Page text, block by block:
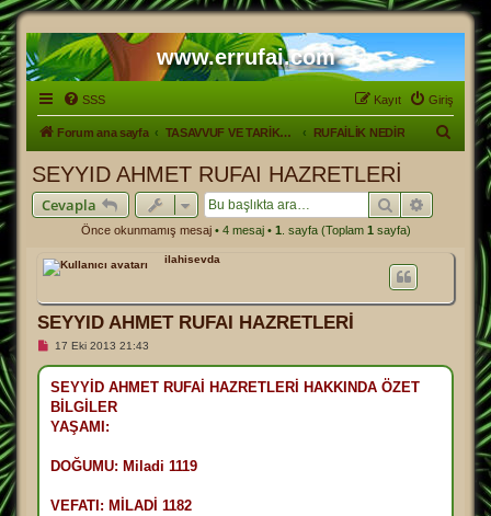
www.errufai.com
SSS Giriş
Kayıt
Forum ana sayfa TASAVVUF VE TARİKATLER RUFAİLİK NEDİR
SEYYID AHMET RUFAI HAZRETLERİ
Cevapla Ara
Önce okunmamış mesaj• 4 mesaj • 1 . sayfa (Toplam 1 sayfa)
ilahisevda
SEYYID AHMET RUFAI HAZRETLERİ
O
u
n
a
m
m
a
17 Eki 2013 21:43
SEYYİD AHMET RUFAİ HAZRETLERİ HAKKINDA ÖZET
BİLGİLER
YAŞAMI:
DOĞUMU: Miladi 1119
VEFATI: MİLADİ 1182